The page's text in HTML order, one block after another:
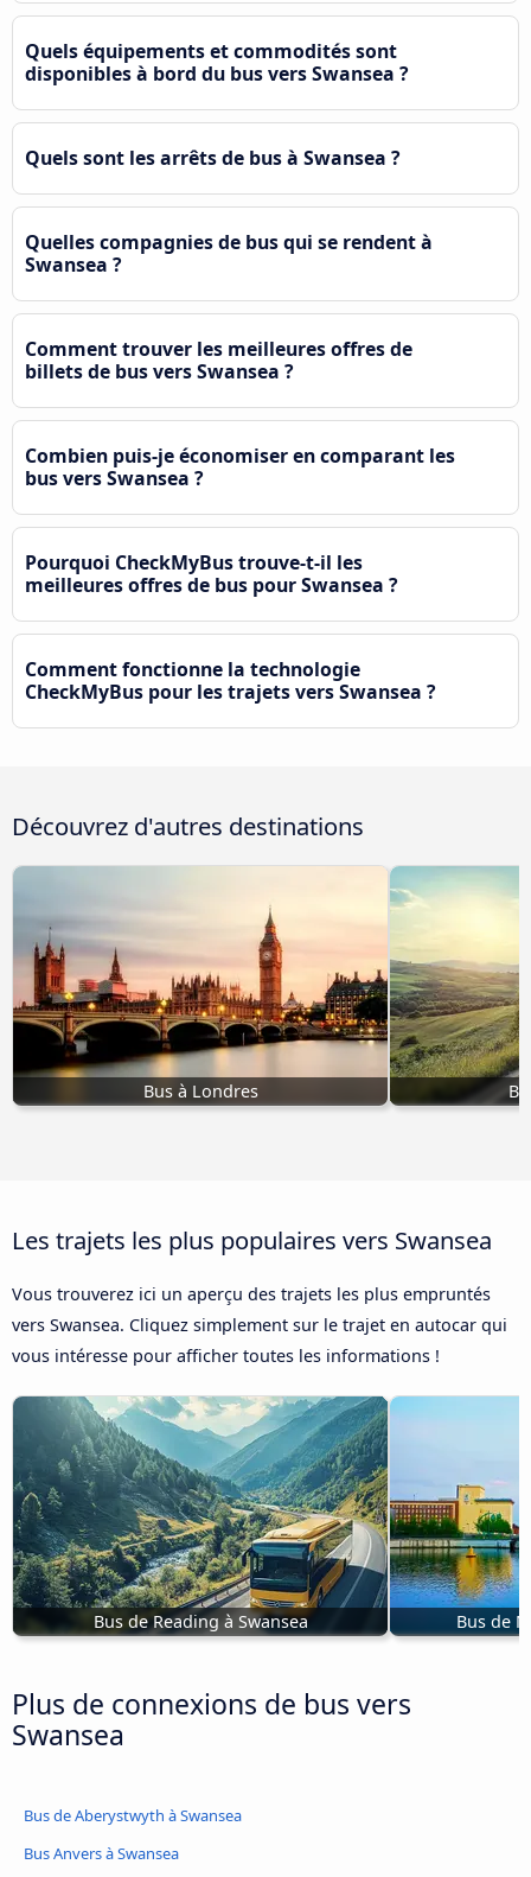
Quels équipements et commodités sont
disponibles à bord du bus vers Swansea ?
Quels sont les arrêts de bus à Swansea ?
Quelles compagnies de bus qui se rendent à
Swansea ?
Comment trouver les meilleures offres de
billets de bus vers Swansea ?
Combien puis-je économiser en comparant les
bus vers Swansea ?
Pourquoi CheckMyBus trouve-t-il les
meilleures offres de bus pour Swansea ?
Comment fonctionne la technologie
CheckMyBus pour les trajets vers Swansea ?
Découvrez d'autres destinations
Bus à Londres
Les trajets les plus populaires vers Swansea
Vous trouverez ici un aperçu des trajets les plus empruntés
vers Swansea. Cliquez simplement sur le trajet en autocar qui
vous intéresse pour afficher toutes les informations !
Bus de Reading à Swansea Bus de
Plus de connexions de bus vers
Swansea
Bus de Aberystwyth à Swansea
Bus Anvers à Swansea